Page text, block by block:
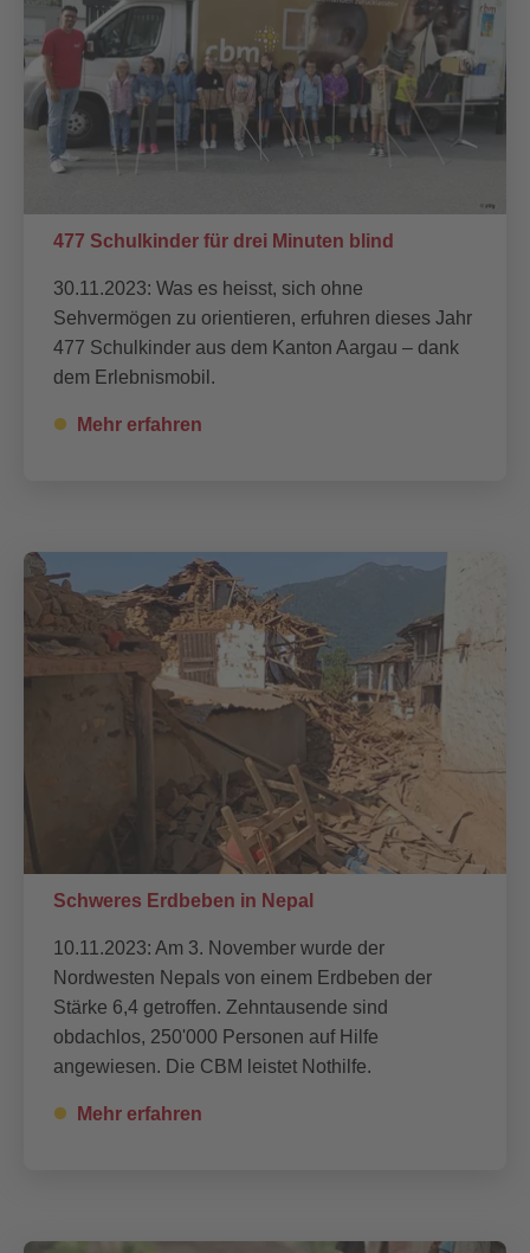
477 Schulkinder für drei Minuten blind
30.11.2023: Was es heisst, sich ohne
Sehvermögen zu orientieren, erfuhren dieses Jahr
477 Schulkinder aus dem Kanton Aargau – dank
dem Erlebnismobil.
Mehr erfahren
Schweres Erdbeben in Nepal
10.11.2023: Am 3. November wurde der
Nordwesten Nepals von einem Erdbeben der
Stärke 6,4 getroffen. Zehntausende sind
obdachlos, 250'000 Personen auf Hilfe
angewiesen. Die CBM leistet Nothilfe.
Mehr erfahren